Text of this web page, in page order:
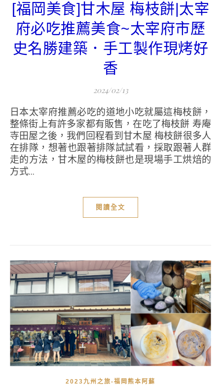
[福岡美食]甘木屋 梅枝餅|太宰
府必吃推薦美食~太宰府市歷
史名勝建築．手工製作現烤好
香
2024/02/13
日本太宰府推薦必吃的道地小吃就屬這梅枝餅，
整條街上有許多家都有販售，在吃了梅枝餅 寿庵
寺田屋之後，我們回程看到甘木屋 梅枝餅很多人
在排隊，想著也跟著排隊試試看，採取跟著人群
走的方法，甘木屋的梅枝餅也是現場手工烘焙的
方式...
閱讀全文
2023九州之旅-福岡熊本阿蘇